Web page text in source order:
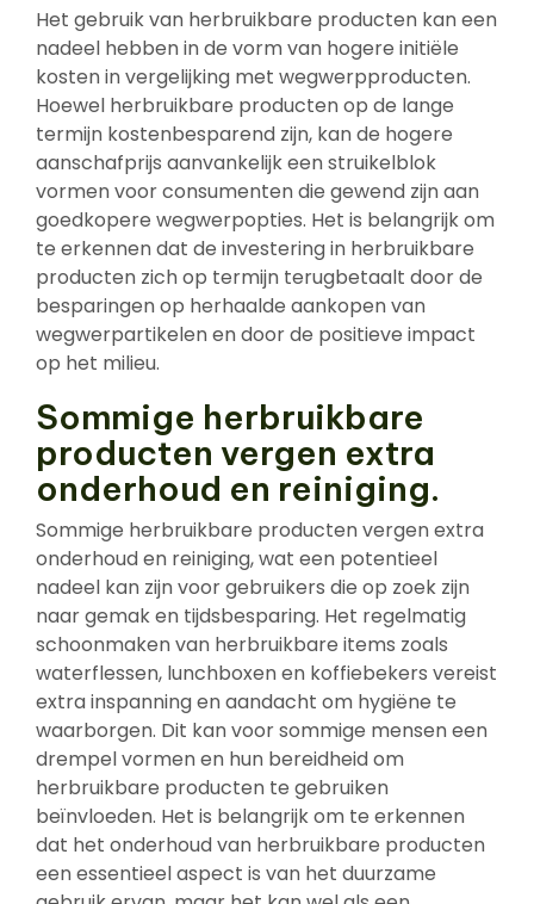
Het gebruik van herbruikbare producten kan een
nadeel hebben in de vorm van hogere initiële
kosten in vergelijking met wegwerpproducten.
Hoewel herbruikbare producten op de lange
termijn kostenbesparend zijn, kan de hogere
aanschafprijs aanvankelijk een struikelblok
vormen voor consumenten die gewend zijn aan
goedkopere wegwerpopties. Het is belangrijk om
te erkennen dat de investering in herbruikbare
producten zich op termijn terugbetaalt door de
besparingen op herhaalde aankopen van
wegwerpartikelen en door de positieve impact
op het milieu.
Sommige herbruikbare
producten vergen extra
onderhoud en reiniging.
Sommige herbruikbare producten vergen extra
onderhoud en reiniging, wat een potentieel
nadeel kan zijn voor gebruikers die op zoek zijn
naar gemak en tijdsbesparing. Het regelmatig
schoonmaken van herbruikbare items zoals
waterflessen, lunchboxen en koffiebekers vereist
extra inspanning en aandacht om hygiëne te
waarborgen. Dit kan voor sommige mensen een
drempel vormen en hun bereidheid om
herbruikbare producten te gebruiken
beïnvloeden. Het is belangrijk om te erkennen
dat het onderhoud van herbruikbare producten
een essentieel aspect is van het duurzame